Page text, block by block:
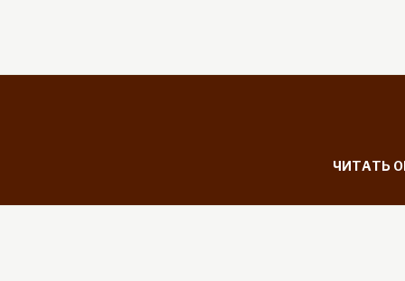
ЧИТАТЬ